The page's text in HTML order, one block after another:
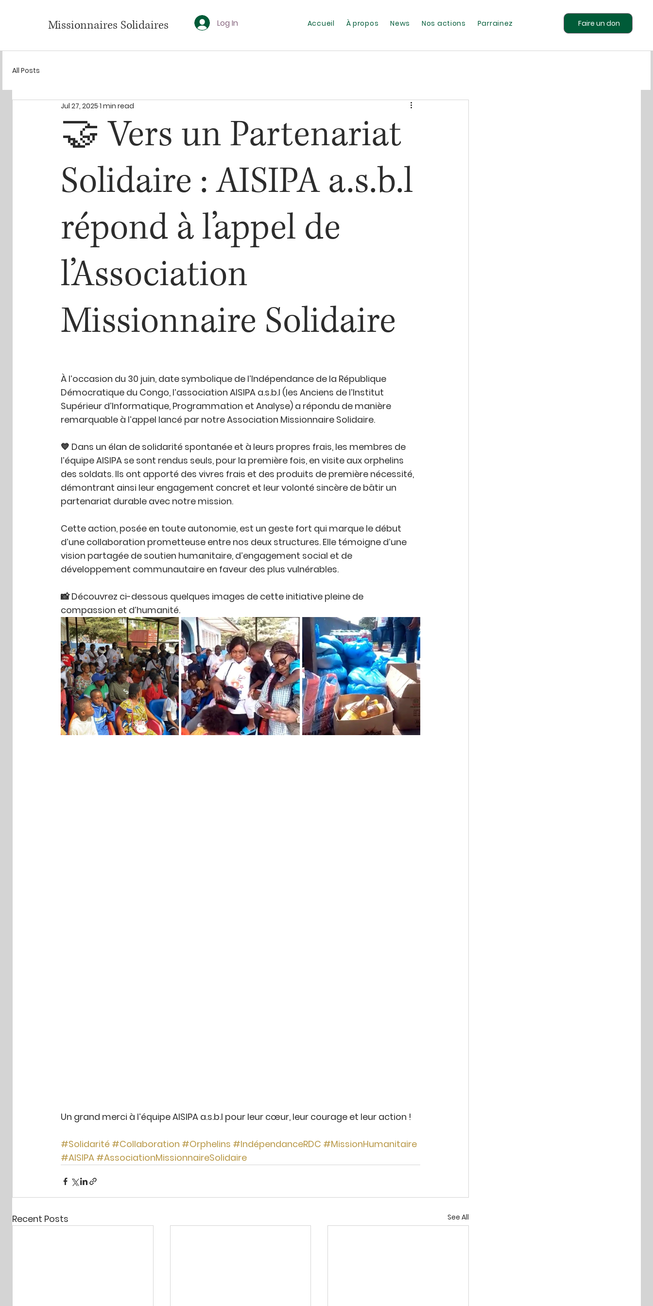
Log In Accueil À propos News Nos actions Parrainez Faire un don
Missionnaires Solidaires
All Posts
🤝 Vers un Partenariat
Solidaire : AISIPA a.s.b.l
répond à l’appel de
l’Association
Missionnaire Solidaire
Jul 27, 2025 1 min read
À l’occasion du 30 juin, date symbolique de l’Indépendance de la République
Démocratique du Congo, l’association AISIPA a.s.b.l (les Anciens de l’Institut
Supérieur d’Informatique, Programmation et Analyse) a répondu de manière
remarquable à l’appel lancé par notre Association Missionnaire Solidaire.
💙 Dans un élan de solidarité spontanée et à leurs propres frais, les membres de
l’équipe AISIPA se sont rendus seuls, pour la première fois, en visite aux orphelins
des soldats. Ils ont apporté des vivres frais et des produits de première nécessité,
démontrant ainsi leur engagement concret et leur volonté sincère de bâtir un
partenariat durable avec notre mission.
Cette action, posée en toute autonomie, est un geste fort qui marque le début
d’une collaboration prometteuse entre nos deux structures. Elle témoigne d’une
vision partagée de soutien humanitaire, d’engagement social et de
développement communautaire en faveur des plus vulnérables.
📸 Découvrez ci-dessous quelques images de cette initiative pleine de
compassion et d’humanité.
Un grand merci à l’équipe AISIPA a.s.b.l pour leur cœur, leur courage et leur action !
#Solidarité #Collaboration #Orphelins #IndépendanceRDC #MissionHumanitaire
#AISIPA #AssociationMissionnaireSolidaire
Recent Posts See All